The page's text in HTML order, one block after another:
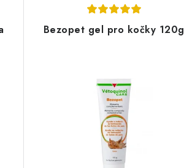
Bezopet gel pro kočky 120g